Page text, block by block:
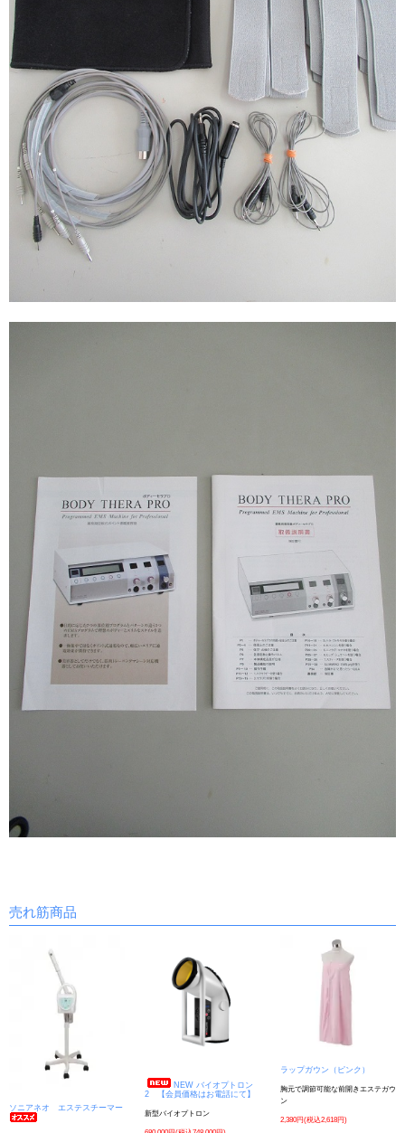
売れ筋商品
ソニアネオ エステスチーマー
NEW バイオプトロン
2 【会員価格はお電話にて】
新型バイオプトロン
ラップガウン（ピンク）
胸元で調節可能な前開きエステガウ
ン
2,380円(税込2,618円)